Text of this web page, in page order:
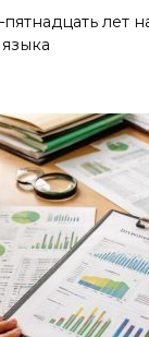
лет